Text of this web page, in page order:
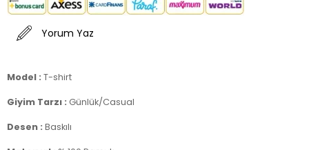
Yorum Yaz
Model : T-shirt
Giyim Tarzı : Günlük/Casual
Desen : Baskılı